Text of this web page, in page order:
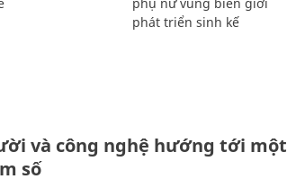
phát triển sinh kế
và công nghệ hướng tới một
số